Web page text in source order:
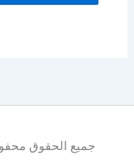
جميع الحقوق